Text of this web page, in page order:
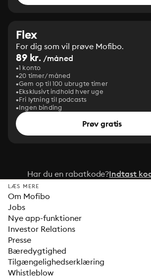
Flex
For dig som vil prøve Mofibo.
89 kr. /måned
1 konto
20 timer/måned
Gem op til 100 ubrugte timer
Eksklusivt indhold hver uge
Fri lytning til podcasts
Ingen binding
Prøv gratis
Har du en rabatkode?Indtast
LÆS MERE
Om Mofibo
Jobs
Nye app-funktioner
Investor Relations
Presse
Bæredygtighed
Tilgængelighedserklæring
Whistleblow